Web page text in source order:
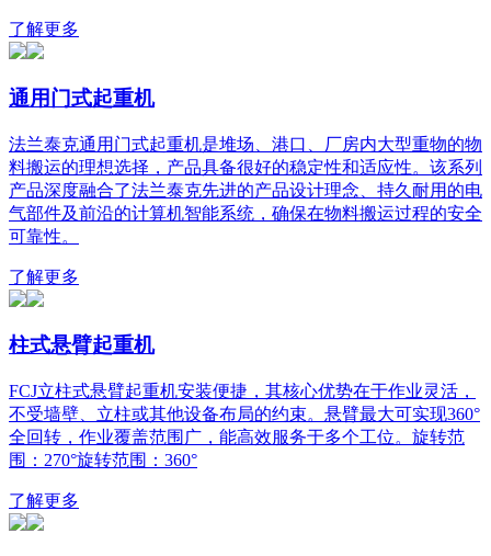
了解更多
通用门式起重机
法兰泰克通用门式起重机是堆场、港口、厂房内大型重物的物
料搬运的理想选择，产品具备很好的稳定性和适应性。该系列
产品深度融合了法兰泰克先进的产品设计理念、持久耐用的电
气部件及前沿的计算机智能系统，确保在物料搬运过程的安全
可靠性。
了解更多
柱式悬臂起重机
FCJ立柱式悬臂起重机安装便捷，其核心优势在于作业灵活，
不受墙壁、立柱或其他设备布局的约束。悬臂最大可实现360°
全回转，作业覆盖范围广，能高效服务于多个工位。旋转范
围：270°旋转范围：360°
了解更多